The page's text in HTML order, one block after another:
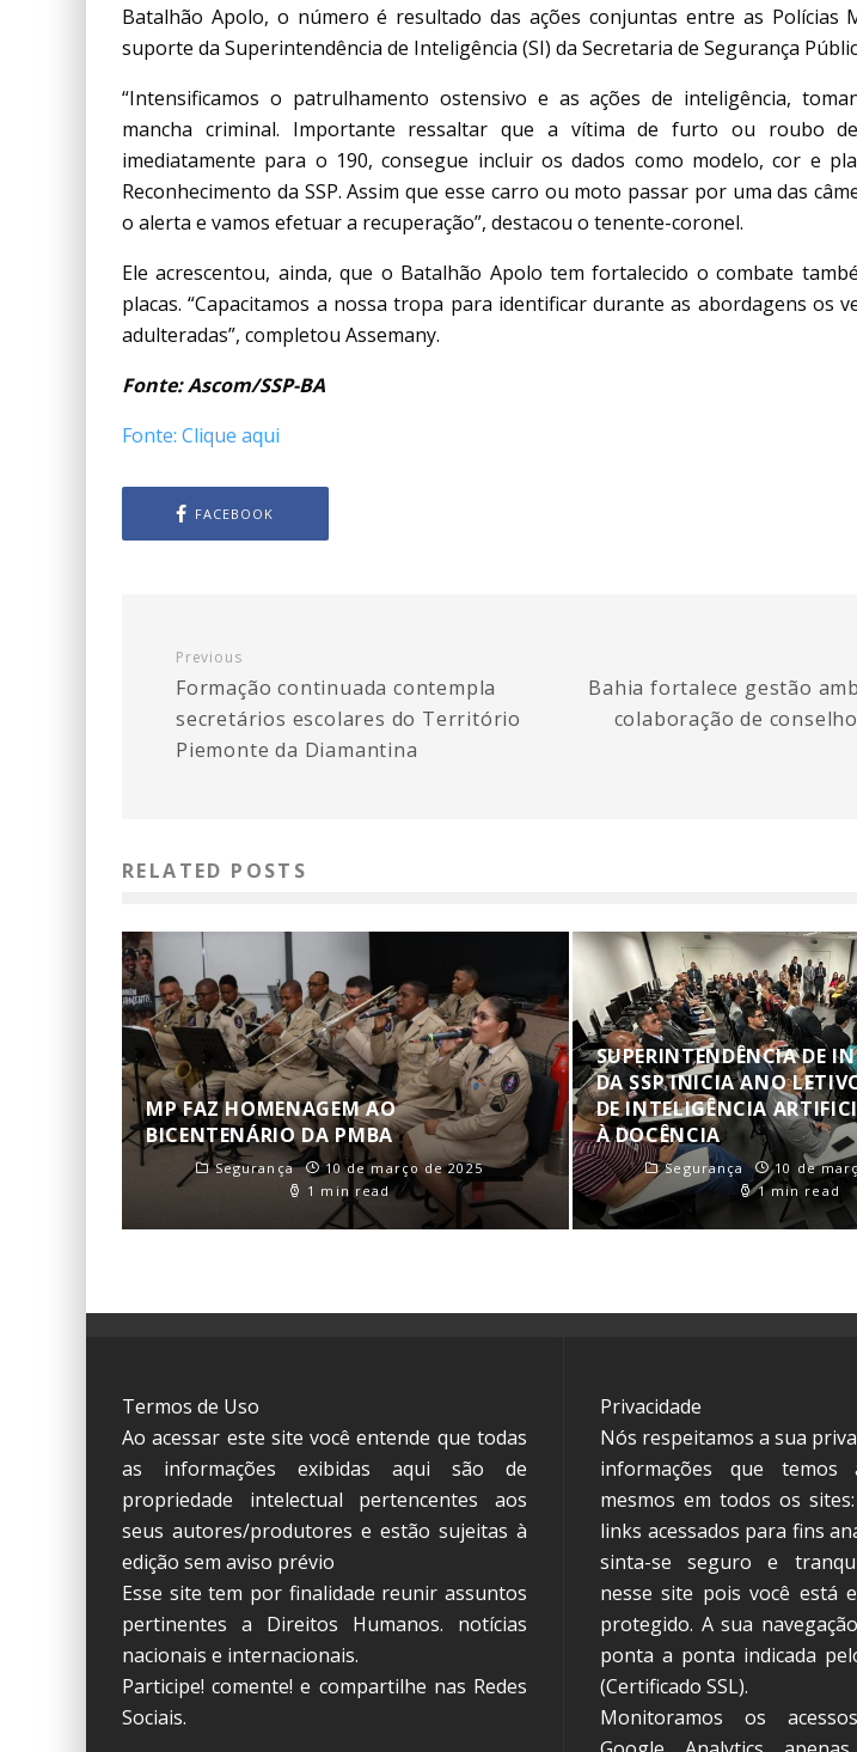
Batalhão Apolo, o número é resultado das ações conjuntas entre as Polícias
suporte da Superintendência de Inteligência (SI) da Secretaria de Segurança
“Intensificamos o patrulhamento ostensivo e as ações de inteligência,
mancha criminal. Importante ressaltar que a vítima de furto ou roubo
imediatamente para o 190, consegue incluir os dados como modelo, cor e
Reconhecimento da SSP. Assim que esse carro ou moto passar por uma das
o alerta e vamos efetuar a recuperação”, destacou o tenente-coronel.
Ele acrescentou, ainda, que o Batalhão Apolo tem fortalecido o combate
placas. “Capacitamos a nossa tropa para identificar durante as abordagens os
adulteradas”, completou Assemany.
Fonte: Ascom/SSP-BA
Fonte: Clique aqui
FACEBOOK
Previous
Formação continuada contempla
secretários escolares do Território
Piemonte da Diamantina
Bahia fortalece gestão
colaboração de
RELATED POSTS
MP FAZ HOMENAGEM AO
BICENTENÁRIO DA PMBA
Segurança
10 de março de 2025
1 min read
SUPERINTENDÊNCIA DE
DA SSP INICIA ANO
DE INTELIGÊNCIA
À DOCÊNCIA
Segurança
10 de
1 min read
Termos de Uso
Ao acessar este site você entende que todas
as informações exibidas aqui são de
propriedade intelectual pertencentes aos
seus autores/produtores e estão sujeitas à
edição sem aviso prévio
Esse site tem por finalidade reunir assuntos
pertinentes a Direitos Humanos. notícias
nacionais e internacionais.
Participe! comente! e compartilhe nas Redes
Sociais.
Privacidade
Nós respeitamos a sua
informações que temos
mesmos em todos os
links acessados para fins
sinta-se seguro e
nesse site pois você está
protegido. A sua
ponta a ponta indicada
(Certificado SSL).
Monitoramos os